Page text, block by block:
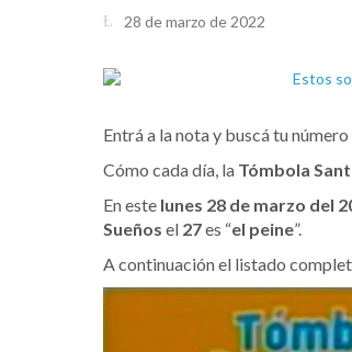
28 de marzo de 2022
Entrá a la nota y buscá tu
Cómo cada día, la Tómbola
En este lunes 28 de marzo del
Sueños el 27es “el peine”.
A continuación el listado